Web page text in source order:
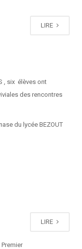
LIRE
, six élèves ont
des rencontres
du lycée BEZOUT
LIRE
Premier